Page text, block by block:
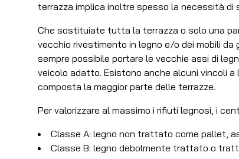
terrazza implica inoltre spesso la necessità di
Che sostituiate tutta la terrazza o solo una
vecchio rivestimento in legno e/o dei mobili da
sempre possibile portare le vecchie assi di
veicolo adatto. Esistono anche alcuni vincoli
composta la maggior parte delle terrazze.
Per valorizzare al massimo i rifiuti legnosi, i
Classe A: legno non trattato come pallet,
Classe B: legno debolmente trattato o